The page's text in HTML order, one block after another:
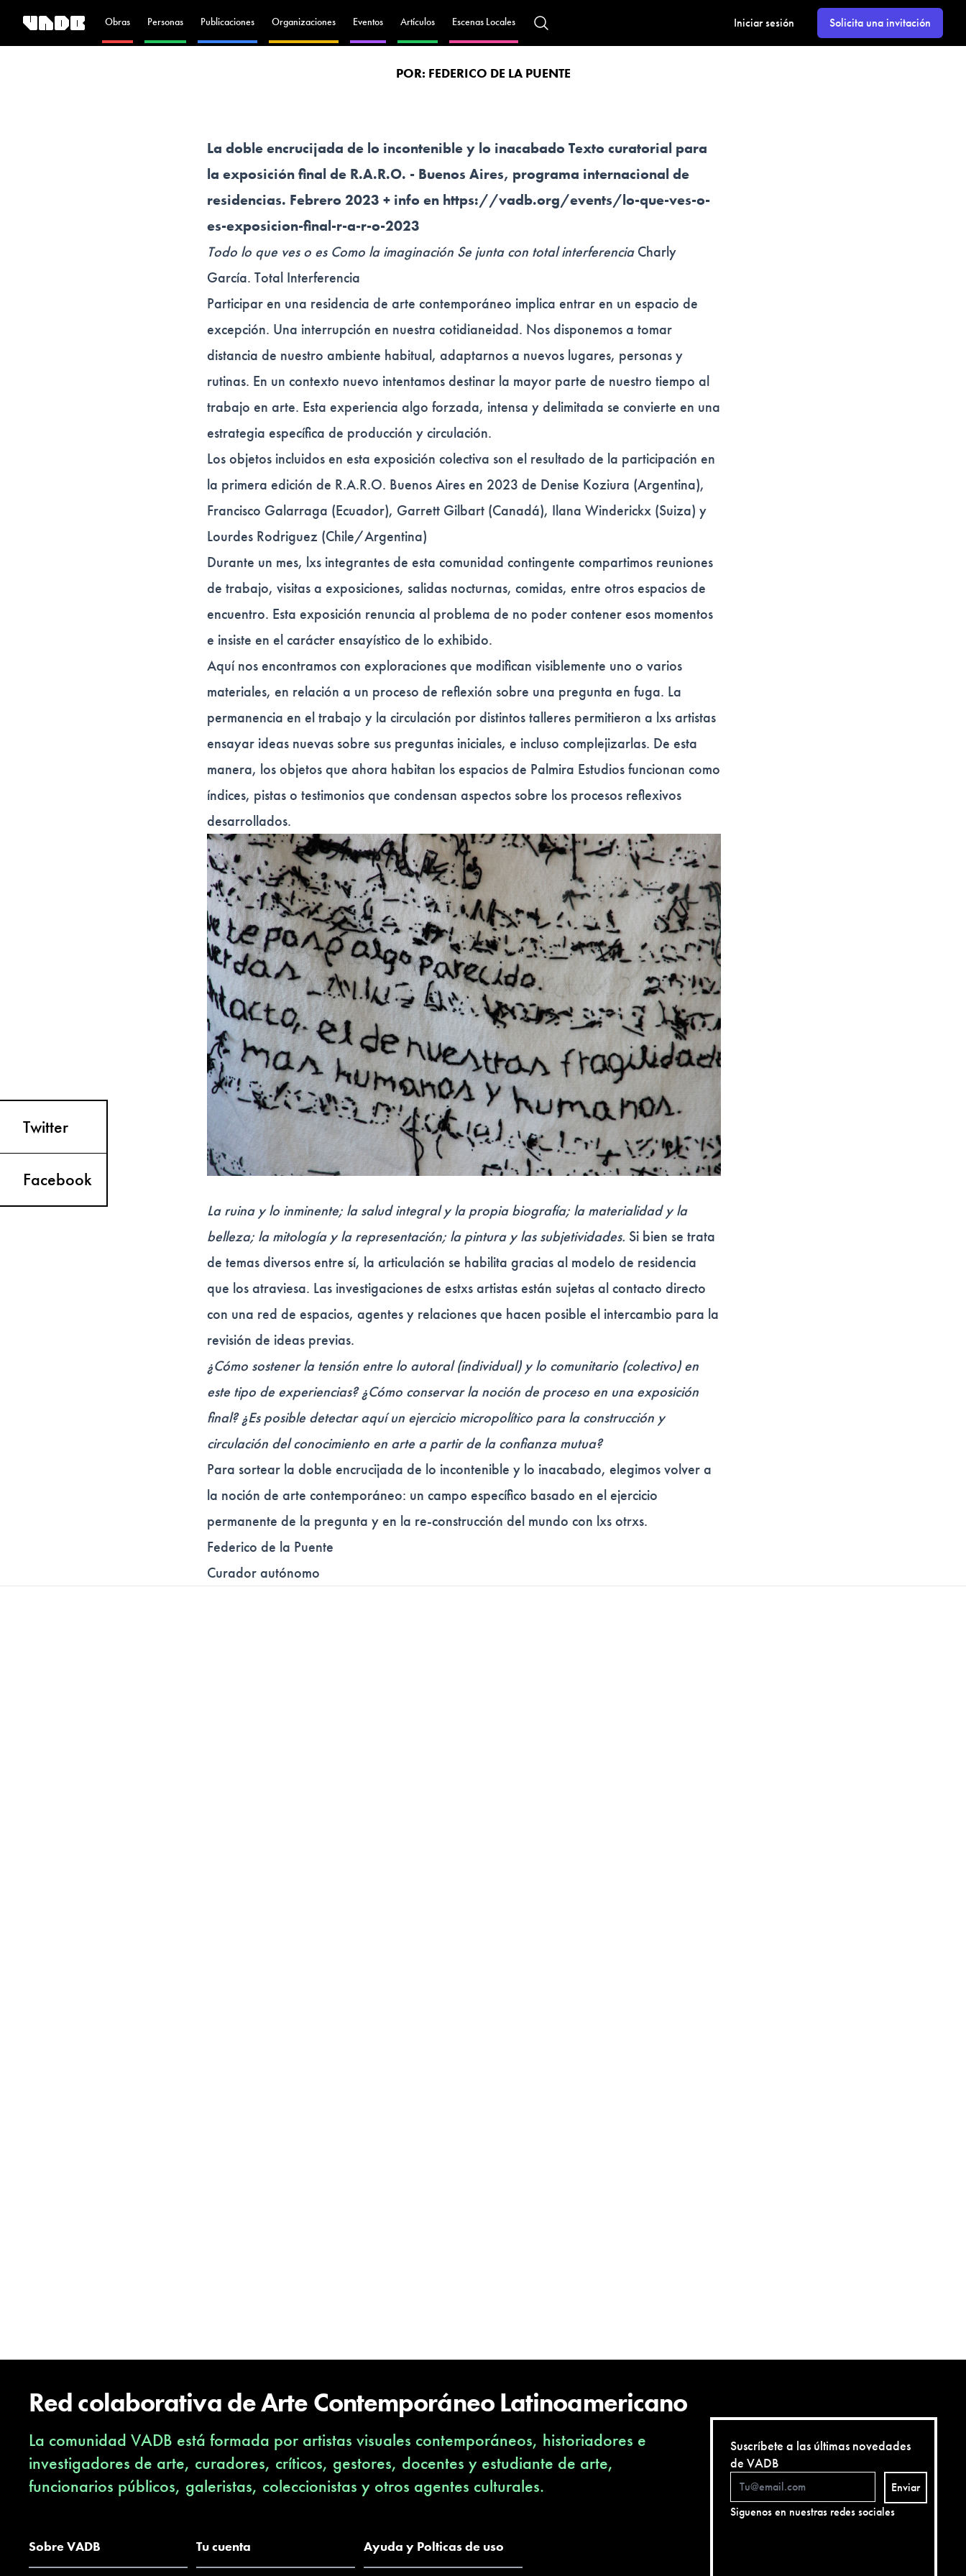
Obras Personas Publicaciones Organizaciones Eventos Artículos Escenas Locales Iniciar sesión Solicita una invitación
POR: FEDERICO DE LA PUENTE
La doble encrucijada de lo incontenible y lo inacabado Texto curatorial para
la exposición final de R.A.R.O. - Buenos Aires, programa internacional de
residencias. Febrero 2023 + info en https://vadb.org/events/lo-que-ves-o-
es-exposicion-final-r-a-r-o-2023
Todo lo que ves o es Como la imaginación Se junta con total interferenciaCharly
García. Total Interferencia
Participar en una residencia de arte contemporáneo implica entrar en un espacio de
excepción. Una interrupción en nuestra cotidianeidad. Nos disponemos a tomar
distancia de nuestro ambiente habitual, adaptarnos a nuevos lugares, personas y
rutinas. En un contexto nuevo intentamos destinar la mayor parte de nuestro tiempo al
trabajo en arte. Esta experiencia algo forzada, intensa y delimitada se convierte en una
estrategia específica de producción y circulación.
Los objetos incluidos en esta exposición colectiva son el resultado de la participación en
la primera edición de R.A.R.O. Buenos Aires en 2023 de Denise Koziura (Argentina),
Francisco Galarraga (Ecuador), Garrett Gilbart (Canadá), Ilana Winderickx (Suiza) y
Lourdes Rodriguez (Chile/Argentina)
Durante un mes, lxs integrantes de esta comunidad contingente compartimos reuniones
de trabajo, visitas a exposiciones, salidas nocturnas, comidas, entre otros espacios de
encuentro. Esta exposición renuncia al problema de no poder contener esos momentos
e insiste en el carácter ensayístico de lo exhibido.
Aquí nos encontramos con exploraciones que modifican visiblemente uno o varios
materiales, en relación a un proceso de reflexión sobre una pregunta en fuga. La
permanencia en el trabajo y la circulación por distintos talleres permitieron a lxs artistas
ensayar ideas nuevas sobre sus preguntas iniciales, e incluso complejizarlas. De esta
manera, los objetos que ahora habitan los espacios de Palmira Estudios funcionan como
índices, pistas o testimonios que condensan aspectos sobre los procesos reflexivos
desarrollados.
La ruina y lo inminente; la salud integral y la propia biografía; la materialidad y la
belleza; la mitología y la representación; la pintura y las subjetividades. Si bien se trata
de temas diversos entre sí, la articulación se habilita gracias al modelo de residencia
que los atraviesa. Las investigaciones de estxs artistas están sujetas al contacto directo
con una red de espacios, agentes y relaciones que hacen posible el intercambio para la
revisión de ideas previas.
¿Cómo sostener la tensión entre lo autoral (individual) y lo comunitario (colectivo) en
este tipo de experiencias? ¿Cómo conservar la noción de proceso en una exposición
final? ¿Es posible detectar aquí un ejercicio micropolítico para la construcción y
circulación del conocimiento en arte a partir de la confianza mutua?
Para sortear la doble encrucijada de lo incontenible y lo inacabado, elegimos volver a
la noción de arte contemporáneo: un campo específico basado en el ejercicio
permanente de la pregunta y en la re-construcción del mundo con lxs otrxs.
Federico de la Puente
Curador autónomo
Twitter
Facebook
Red colaborativa de Arte Contemporáneo Latinoamericano
La comunidad VADB está formada por artistas visuales contemporáneos, historiadores e
investigadores de arte, curadores, críticos, gestores, docentes y estudiante de arte,
funcionarios públicos, galeristas, coleccionistas y otros agentes culturales.
Sobre VADB Tu cuenta Ayuda y Polticas de uso
Suscríbete a las últimas novedades
de VADB
Enviar
Siguenos en nuestras redes sociales